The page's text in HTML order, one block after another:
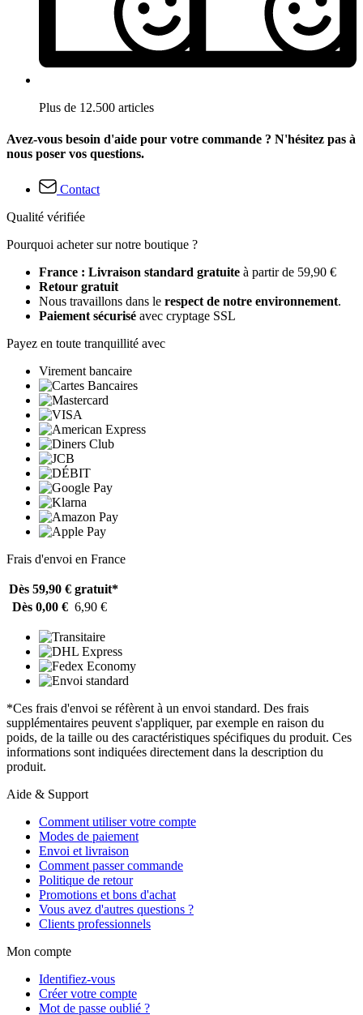
Plus de 12.500 articles
Avez-vous besoin d'aide pour votre commande ? N'hésitez pas à
nous poser vos questions.
Contact
Qualité vérifiée
Pourquoi acheter sur notre boutique ?
France : Livraison standard gratuite à partir de 59,90 €
Retour gratuit
Nous travaillons dans le respect de notre environnement.
Paiement sécurisé avec cryptage SSL
Payez en toute tranquillité avec
Virement bancaire
Frais d'envoi en France
Dès 59,90 € gratuit*
Dès 0,00 € 6,90 €
*Ces frais d'envoi se réfèrent à un envoi standard. Des frais
supplémentaires peuvent s'appliquer, par exemple en raison du
poids, de la taille ou des caractéristiques spécifiques du produit. Ces
informations sont indiquées directement dans la description du
produit.
Aide & Support
Comment utiliser votre compte
Modes de paiement
Envoi et livraison
Comment passer commande
Politique de retour
Promotions et bons d'achat
Vous avez d'autres questions ?
Clients professionnels
Mon compte
Identifiez-vous
Créer votre compte
Mot de passe oublié ?